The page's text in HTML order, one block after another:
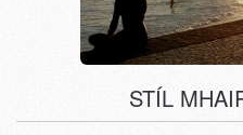
STÍL